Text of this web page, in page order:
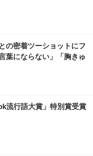
ポート付き 腰サポート ガ
キャスター付き コンパク
24” Essential ゲーミン
1ms FHD 量子ドット 残
シーツ 超厚型 お徳用 レギ
限定】
の密着ツーショットにフ
葉にならない」「胸きゅ
流行語大賞」特別賞受賞